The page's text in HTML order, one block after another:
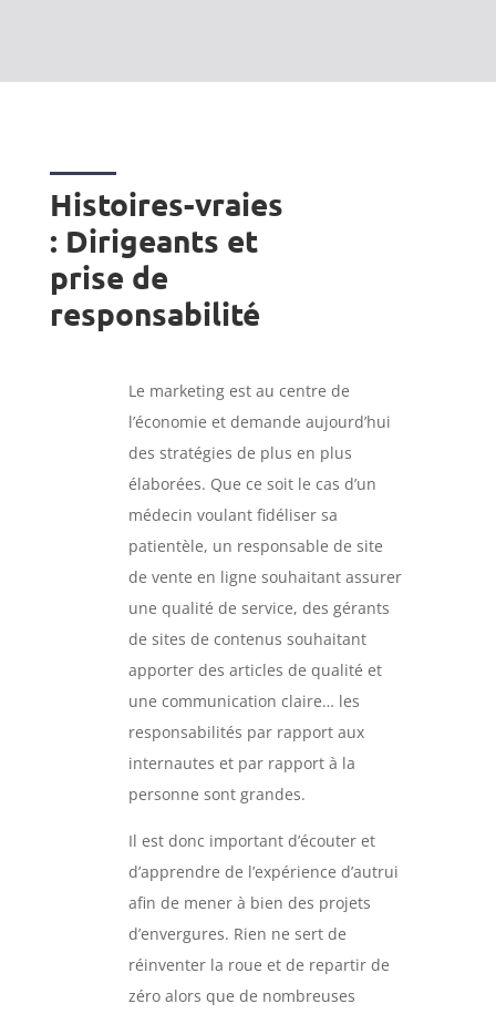
Histoires-vraies
: Dirigeants et
prise de
responsabilité
Le marketing est au centre de
l’économie et demande aujourd’hui
des stratégies de plus en plus
élaborées. Que ce soit le cas d’un
médecin voulant fidéliser sa
patientèle, un responsable de site
de vente en ligne souhaitant assurer
une qualité de service, des gérants
de sites de contenus souhaitant
apporter des articles de qualité et
une communication claire… les
responsabilités par rapport aux
internautes et par rapport à la
personne sont grandes.
Il est donc important d’écouter et
d’apprendre de l’expérience d’autrui
afin de mener à bien des projets
d’envergures. Rien ne sert de
réinventer la roue et de repartir de
zéro alors que de nombreuses